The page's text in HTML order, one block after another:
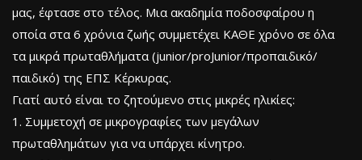
μας, έφτασε στο τέλος. Μια ακαδημία ποδοσφαίρου η
οποία στα 6 χρόνια ζωής συμμετέχει ΚΑΘΕ χρόνο σε όλα
τα μικρά πρωταθλήματα (junior/proJunior/προπαιδικό/
παιδικό) της ΕΠΣ Κέρκυρας.
Γιατί αυτό είναι το ζητούμενο στις μικρές ηλικίες:
1. Συμμετοχή σε μικρογραφίες των μεγάλων
πρωταθλημάτων για να υπάρχει κίνητρο.